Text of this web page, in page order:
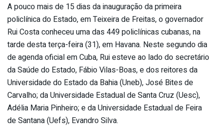
A pouco mais de 15 dias da inauguração da primeira
policlínica do Estado, em Teixeira de Freitas, o governador
Rui Costa conheceu uma das 449 policlínicas cubanas, na
tarde desta terça-feira (31), em Havana. Neste segundo dia
de agenda oficial em Cuba, Rui esteve ao lado do secretário
da Saúde do Estado, Fábio Vilas-Boas, e dos reitores da
Universidade do Estado da Bahia (Uneb), José Bites de
Carvalho; da Universidade Estadual de Santa Cruz (Uesc),
Adélia Maria Pinheiro; e da Universidade Estadual de Feira
de Santana (Uefs), Evandro Silva.